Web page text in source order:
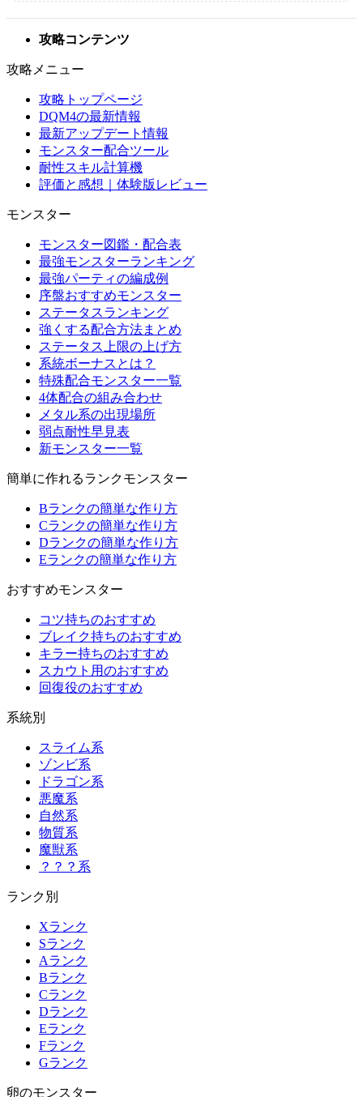
攻略コンテンツ
攻略メニュー
攻略トップページ
DQM4の最新情報
最新アップデート情報
モンスター配合ツール
耐性スキル計算機
評価と感想｜体験版レビュー
モンスター
モンスター図鑑・配合表
最強モンスターランキング
最強パーティの編成例
序盤おすすめモンスター
ステータスランキング
強くする配合方法まとめ
ステータス上限の上げ方
系統ボーナスとは？
特殊配合モンスター一覧
4体配合の組み合わせ
メタル系の出現場所
弱点耐性早見表
新モンスター一覧
簡単に作れるランクモンスター
Bランクの簡単な作り方
Cランクの簡単な作り方
Dランクの簡単な作り方
Eランクの簡単な作り方
おすすめモンスター
コツ持ちのおすすめ
ブレイク持ちのおすすめ
キラー持ちのおすすめ
スカウト用のおすすめ
回復役のおすすめ
系統別
スライム系
ゾンビ系
ドラゴン系
悪魔系
自然系
物質系
魔獣系
？？？系
ランク別
Xランク
Sランク
Aランク
Bランク
Cランク
Dランク
Eランク
Fランク
Gランク
卵のモンスター